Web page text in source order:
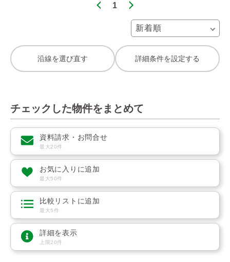
1
沿線を選び直す 詳細条件を設定する
チェックした物件をまとめて
資料請求・お問合せ
最大20件
お気に入りに追加
最大50件
比較リストに追加
最大5件
詳細を表示
上限20件